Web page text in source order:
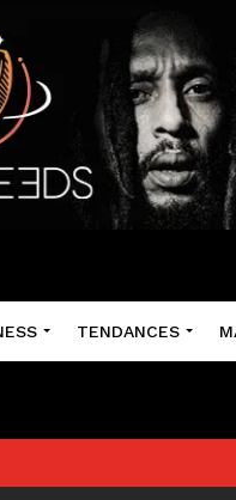
TENDANCES